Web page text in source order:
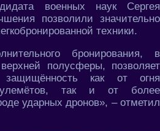
военных наук Сергея
позволили значительно
техники.
бронирования, в
полусферы, позволяет
как от огня
пулемётов, так и от более
ударных дронов», – отметил